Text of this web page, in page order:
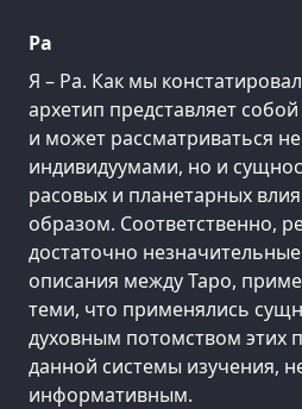
Ра
Я – Ра. Как мы
архетип представляет
и может рассматриваться
индивидуумами, но и
расовых и планетарных
образом. Соответственно,
достаточно
описания между Таро,
теми, что применялись
духовным потомством этих
данной системы изучения,
информативным.